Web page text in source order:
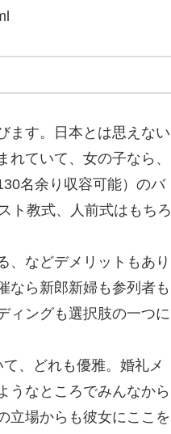
ます。日本とは思えない
ていて、女の子なら、
名余り収容可能）のバ
ト教式、人前式はもちろ
、などデメリットもあり
なら新郎新婦も参列者も
ィングも選択肢の一つに
、どれも優雅。婚礼メ
うなところでみんなから
立場からも彼女にここを